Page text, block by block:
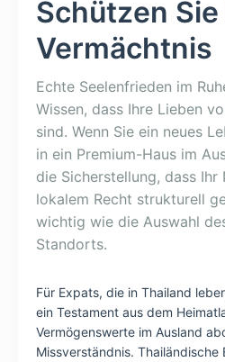
Schützen
Vermächtnis
Echte Seelenfrieden im
Wissen, dass Ihre Lieben
sind. Wenn Sie ein neues
in ein Premium-Haus im
die Sicherstellung, dass Ihr
lokalem Recht strukturell
wichtig wie die Auswahl
Standorts.
Für Expats, die in Thailand
ein Testament aus dem
Vermögenswerte im Ausland
Missverständnis.